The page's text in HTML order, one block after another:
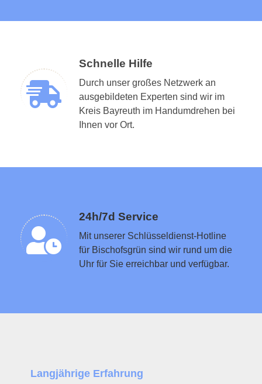
Schnelle Hilfe
Durch unser großes Netzwerk an
ausgebildeten Experten sind wir im
Kreis Bayreuth im Handumdrehen bei
Ihnen vor Ort.
24h/7d Service
Mit unserer Schlüsseldienst-Hotline
für Bischofsgrün sind wir rund um die
Uhr für Sie erreichbar und verfügbar.
Schlüsseldienst in der Nähe vermitteln
Langjährige Erfahrung